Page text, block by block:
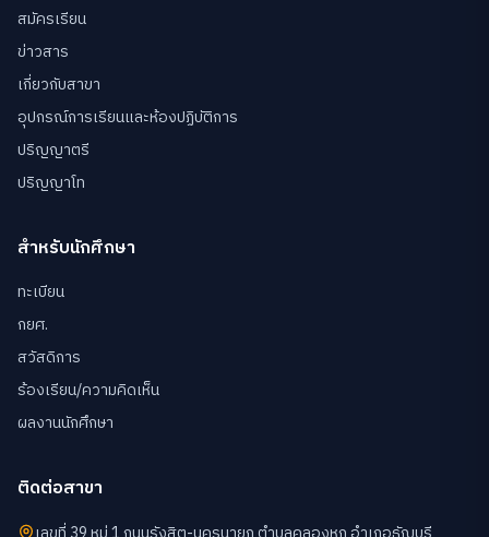
สมัครเรียน
ข่าวสาร
เกี่ยวกับสาขา
อุปกรณ์การเรียนและห้องปฏิบัติการ
ปริญญาตรี
ปริญญาโท
สำหรับนักศึกษา
ทะเบียน
กยศ.
สวัสดิการ
ร้องเรียน/ความคิดเห็น
ผลงานนักศึกษา
ติดต่อสาขา